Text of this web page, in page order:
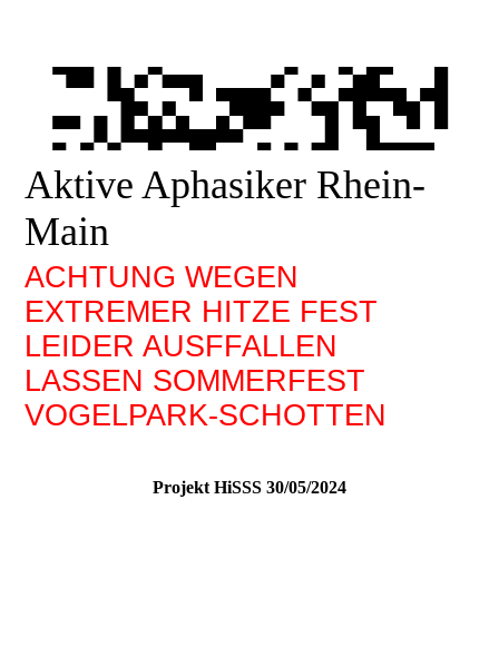
Aktive Aphasiker Rhein-
Main
ACHTUNG WEGEN
EXTREMER HITZE FEST
LEIDER AUSFFALLEN
LASSEN SOMMERFEST
VOGELPARK-SCHOTTEN
Projekt HiSSS 30/05/2024